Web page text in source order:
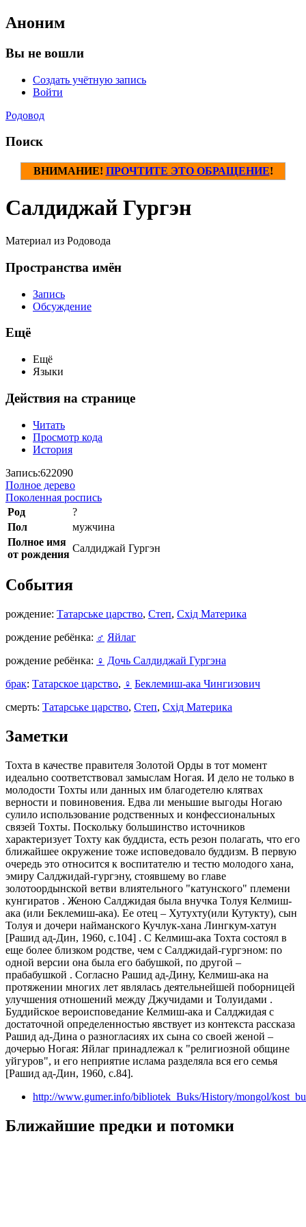
Аноним
Вы не вошли
Создать учётную запись
Войти
Родовод
Поиск
ВНИМАНИЕ! ПРОЧТИТЕ ЭТО ОБРАЩЕНИЕ!
Салдиджай Гургэн
Материал из Родовода
Пространства имён
Запись
Обсуждение
Ещё
Ещё
Языки
Действия на странице
Читать
Просмотр кода
История
Запись:622090
Полное дерево
Поколенная роспись
Род
?
Пол
мужчина
Полное имя
от рождения
Салдиджай Гургэн
События
рождение: Татарське царство, Степ, Схід Материка
рождение ребёнка: ♂ Яйлаг
рождение ребёнка: ♀ Дочь Салдиджай Гургэна
брак: Татарское царство, ♀ Беклемиш-ака Чингизович
смерть: Татарське царство, Степ, Схід Материка
Заметки
Тохта в качестве правителя Золотой Орды в тот момент
идеально соответствовал замыслам Ногая. И дело не только в
молодости Тохты или данных им благодетелю клятвах
верности и повиновения. Едва ли меньшие выгоды Ногаю
сулило использование родственных и конфессиональных
связей Тохты. Поскольку большинство источников
характеризует Тохту как буддиста, есть резон полагать, что его
ближайшее окружение тоже исповедовало буддизм. В первую
очередь это относится к воспитателю и тестю молодого хана,
эмиру Салджидай-гургэну, стоявшему во главе
золотоордынской ветви влиятельного "катунского" племени
кунгиратов . Женою Салджидая была внучка Толуя Келмиш-
ака (или Беклемиш-ака). Ее отец ­– Хутухту(или Кутукту), сын
Толуя и дочери найманского Кучлук-хана Лингкум-хатун
[Рашид ад-Дин, 1960, с.104] . С Келмиш-ака Тохта состоял в
еще более близком родстве, чем с Салджидай-гургэном: по
одной версии она была его бабушкой, по другой –
прабабушкой . Согласно Рашид ад-Дину, Келмиш-ака на
протяжении многих лет являлась деятельнейшей поборницей
улучшения отношений между Джучидами и Толуидами .
Буддийское вероисповедание Келмиш-ака и Салджидая с
достаточной определенностью явствует из контекста рассказа
Рашид ад-Дина о разногласиях их сына со своей женой –
дочерью Ногая: Яйлаг принадлежал к "религиозной общине
уйгуров", и его неприятие ислама разделяла вся его семья
[Рашид ад-Дин, 1960, с.84].
http://www.gumer.info/bibliotek_Buks/History/mongol/
Ближайшие предки и потомки